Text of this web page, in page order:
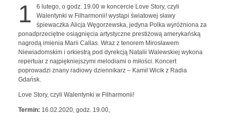
1
6 lutego, o godz. 19.00 w koncercie Love Story, czyli
Walentynki w Filharmonii! wystąpi światowej sławy
śpiewaczka Alicja Węgorzewska, jedyna Polka wyróżniona za
ponadprzeciętne osiągnięcia artystyczne prestiżową amerykańską
nagrodą imienia Marii Callas. Wraz z tenorem Mirosławem
Niewiadomskim i orkiestrą pod dyrekcją Natalii Walewskiej wykona
repertuar z najpiękniejszymi melodiami o miłości. Koncert
poprowadzi znany radiowy dziennikarz – Kamil Wicik z Radia
Gdańsk.
Love Story, czyli Walentynki w Filharmonii!
Termin: 16.02.2020, godz. 19.00,